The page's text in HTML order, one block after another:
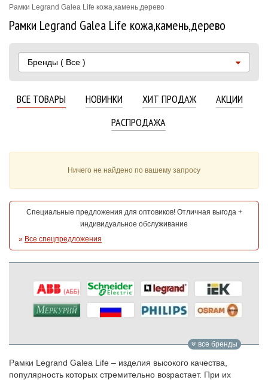
Рамки Legrand Galea Life кожа,камень,дерево
Рамки Legrand Galea Life кожа,камень,дерево
Бренды ( Все )
ВСЕ ТОВАРЫ НОВИНКИ ХИТ ПРОДАЖ
АКЦИИ
РАСПРОДАЖА
Ничего не найдено по вашему запросу
Специальные предложения для оптовиков! Отличная выгода +
индивидуальное обслуживание
» Все спецпредложения
все бренды
Рамки Legrand Galea Life – изделия высокого качества,
популярность которых стремительно возрастает. При их